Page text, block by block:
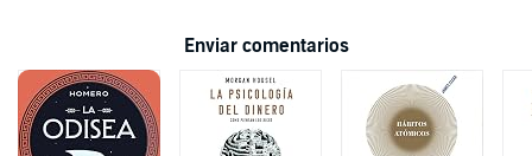
Enviar comentarios